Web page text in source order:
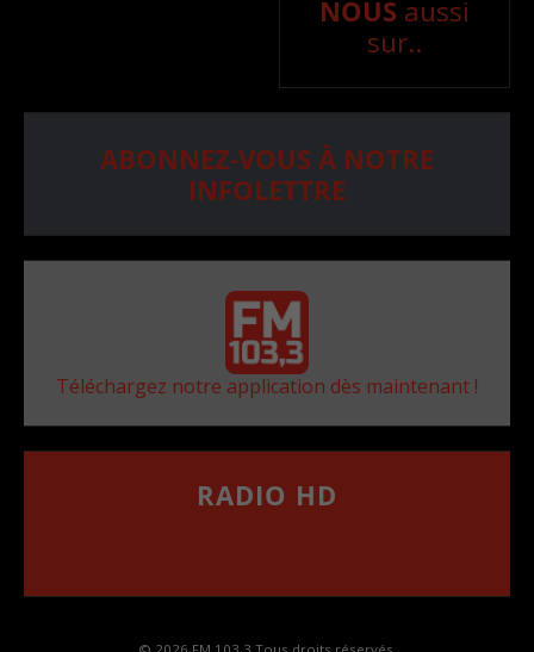
NOUS aussi
sur..
ABONNEZ-VOUS À NOTRE
INFOLETTRE
Téléchargez notre application dès maintenant !
RADIO HD